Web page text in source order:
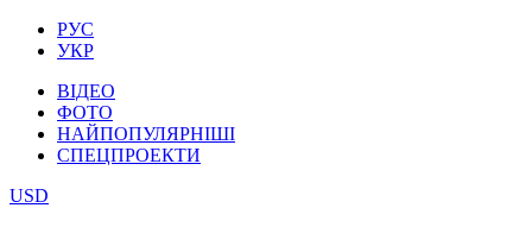
РУС
УКР
ВІДЕО
ФОТО
НАЙПОПУЛЯРНІШІ
СПЕЦПРОЕКТИ
USD